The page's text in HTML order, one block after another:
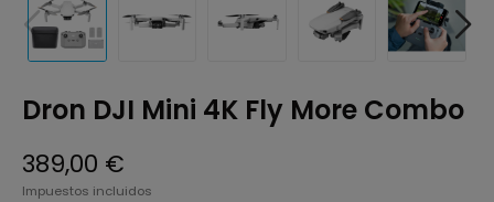
Dron DJI Mini 4K Fly More Combo
389,00 €
Impuestos incluidos